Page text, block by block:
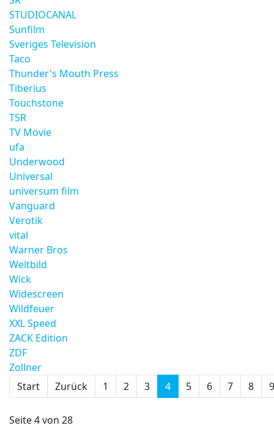
STUDIOCANAL
Sunfilm
Sveriges Television
Taco
Thunder's Mouth Press
Tiberius
Touchstone
TSR
TV Movie
ufa
Underwood
Universal
universum film
Vanguard
Verotik
vital
Warner Bros
Weltbild
Wick
Widescreen
Wildfeuer
XXL Speed
ZACK Edition
ZDF
Zollner
Start
Zurück 1 2 3 4 5 6 7 8 9
Seite 4 von 28